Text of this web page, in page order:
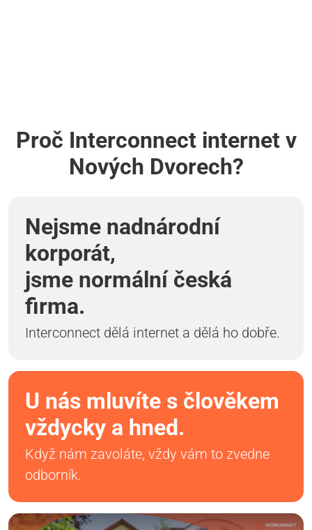
Proč Interconnect internet v
Nových Dvorech?
Nejsme nadnárodní
korporát,
jsme normální česká
firma.
Interconnect dělá internet a dělá ho dobře.
U nás mluvíte s člověkem
vždycky a hned.
Když nám zavoláte, vždy vám to zvedne
odborník.